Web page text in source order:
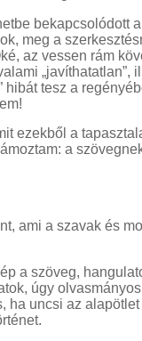
bekapcsolódott
meg a
az vessen rám
„javíthatatlan”,
hibát tesz a
ezekből a
a
ami a szavak és
a szöveg,
úgy
ha uncsi az